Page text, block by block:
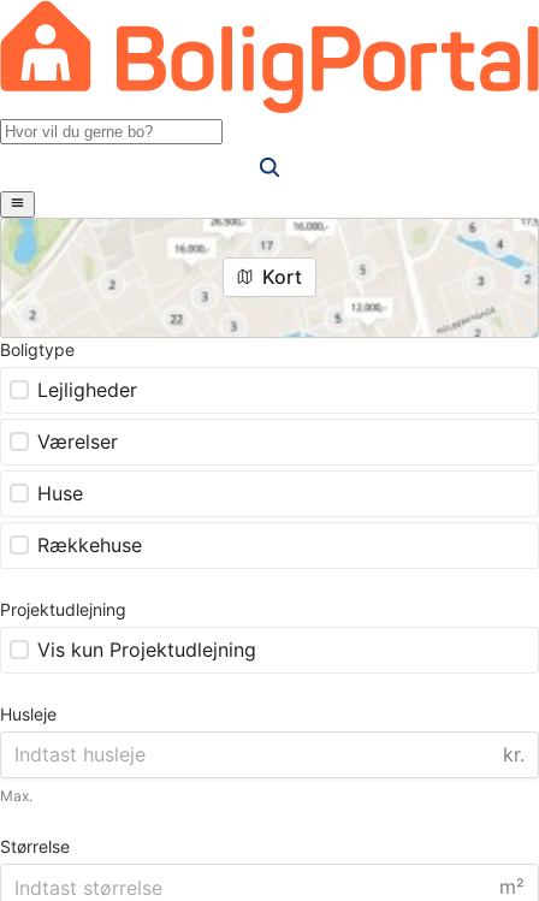
Kort
Boligtype
Lejligheder
Værelser
Huse
Rækkehuse
Projektudlejning
Vis kun Projektudlejning
Husleje
kr.
Max.
Størrelse
m²